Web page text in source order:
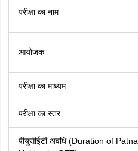
परीक्षा का नाम
आयोजक
परीक्षा का माध्यम
परीक्षा का स्तर
पीयूसीईटी अवधि (Duration of Patna